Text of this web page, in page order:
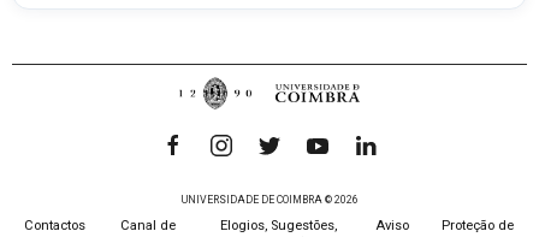
UNIVERSIDADE DE COIMBRA © 2026
Contactos
Canal de
Elogios, Sugestões,
Aviso
Proteção de